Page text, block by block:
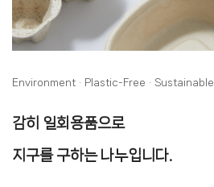
Environment ・ Plastic-Free ・ Sustainable
감히 일회용품으로
지구를 구하는 나누입니다.